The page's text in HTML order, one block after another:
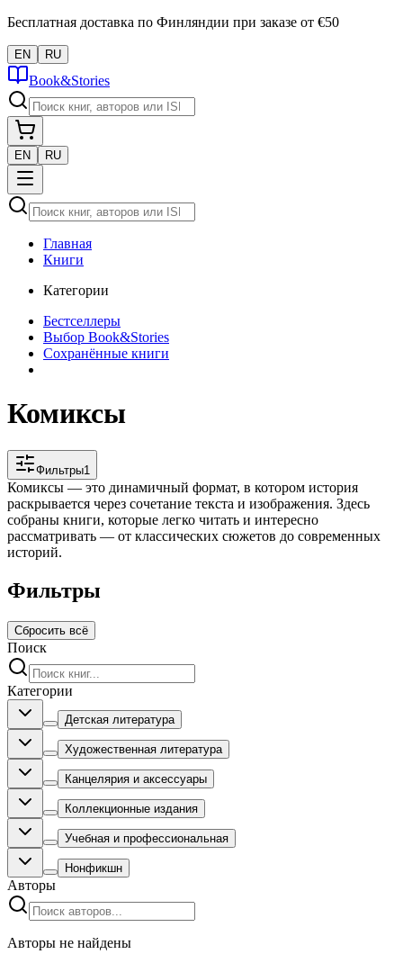
Бесплатная доставка по Финляндии при заказе от €50
EN RU
Book&Stories
EN RU
Главная
Книги
Категории
Бестселлеры
Выбор Book&Stories
Сохранённые книги
Комиксы
Фильтры1
Комиксы — это динамичный формат, в котором история
раскрывается через сочетание текста и изображения. Здесь
собраны книги, которые легко читать и интересно
рассматривать — от классических сюжетов до современных
историй.
Фильтры
Сбросить всё
Поиск
Категории
Детская литература
Художественная литература
Канцелярия и аксессуары
Коллекционные издания
Учебная и профессиональная
Нонфикшн
Авторы
Авторы не найдены